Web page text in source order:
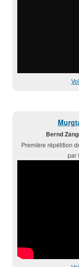
Bernd
Première répétition
par